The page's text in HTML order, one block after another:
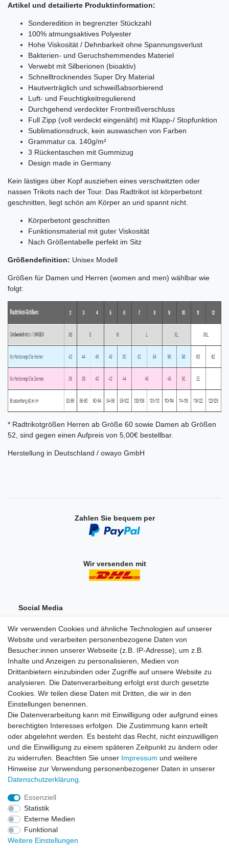
Artikel und detailierte Produktinformation:
Sonderedition in begrenzter Stückzahl
100% atmungsaktives Polyester
Hohe Viskosität / Dehnbarkeit ohne Spannungsverlust
Bakterien- und Geruchshemmendes Materiel
Verwebt mit Silberionen (bioaktiv)
Schnelltrocknendes Super Dry Material
Hautverträglich und schweißabsorbierend
Luft- und Feuchtigkeitregulierend
Durchgehend verdeckter Frontreißverschluss
Full Zipp (voll verdeckt eingenäht) mit Klapp-/ Stopfunktion
Sublimationsdruck, kein auswaschen von Farben
Grammatur ca. 140g/m²
3 Rückentaschen mit Gummizug
Design made in Germany
Kein lästiges über Kopf ausziehen eines verschwitzten oder
nassen Trikots nach der Tour. Das Radtrikot ist körperbetont
geschnitten, liegt schön am Körper an und spannt nicht.
Körperbetont geschnitten
Funktionsmaterial mit guter Viskosität
Nach Größentabelle perfekt im Sitz
Größendefinition: Unisex Modell
Größen für Damen und Herren (women and men) wählbar wie
folgt:
* Radtrikotgrößen Herren ab Größe 60 sowie Damen ab Größen
52, sind gegen einen Aufpreis von 5,00€ bestellbar.
Herstellung in Deutschland / owayo GmbH
Zahlen Sie bequem per
Wir versenden mit
Social Media
Einkaufen
Zahlungsarten
Versandarten & -kosten
Widerrufsrecht
Zum Online-Widerruf
Mein Konto
Login
Unternehmen
Kontakt
Datenschutzerklärung
Wir verwenden Cookies und ähnliche Technologien auf unserer
Website und verarbeiten personenbezogene Daten von
Besucher:innen unserer Webseite (z.B. IP-Adresse), um z.B.
Inhalte und Anzeigen zu personalisieren, Medien von
Drittanbietern einzubinden oder Zugriffe auf unsere Website zu
analysieren. Die Datenverarbeitung erfolgt erst durch gesetzte
Cookies. Wir teilen diese Daten mit Dritten, die wir in den
Einstellungen benennen.
Die Datenverarbeitung kann mit Einwilligung oder aufgrund eines
berechtigten Interesses erfolgen. Die Zustimmung kann erteilt
oder abgelehnt werden. Es besteht das Recht, nicht einzuwilligen
und die Einwilligung zu einem späteren Zeitpunkt zu ändern oder
zu widerrufen. Beachten Sie unser Impressum und weitere
Hinweise zur Verwendung personenbezogener Daten in unserer
Daten­schutz­erklärung
Essenziell
Statistik
Externe Medien
Funktional
Weitere Einstellungen